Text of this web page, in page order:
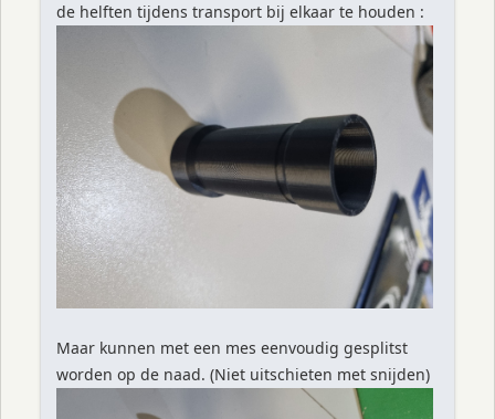
de helften tijdens transport bij elkaar te houden :
Maar kunnen met een mes eenvoudig gesplitst
worden op de naad. (Niet uitschieten met snijden)